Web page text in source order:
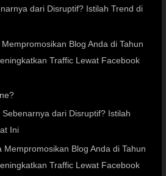
dari Disruptif? Istilah Trend di
Blog Anda di Tahun
Traffic Lewat Facebook
Sebenarnya dari Disruptif? Istilah
Ini
Mempromosikan Blog Anda di Tahun
Traffic Lewat Facebook